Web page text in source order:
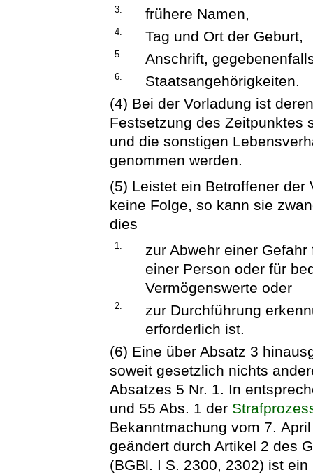
3. frühere Namen,
4. Tag und Ort der Geburt,
5. Anschrift,
6.
Staatsangehörigkeiten.
(4) Bei der Vorladung ist
Festsetzung des Zeitpunktes
und die sonstigen
genommen werden.
(5) Leistet ein Betroffener der
keine Folge, so kann sie
dies
1.
zur Abwehr einer
einer Person oder für
Vermögenswerte oder
2.
zur Durchführung
erforderlich ist.
(6) Eine über Absatz 3
soweit gesetzlich nichts
Absatzes 5 Nr. 1. In
und 55 Abs. 1 der
Bekanntmachung vom 7.
geändert durch Artikel 2 des
(BGBl. I S. 2300, 2302) ist